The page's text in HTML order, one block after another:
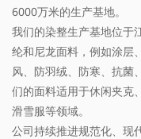
6000万米的生产基地。
我们的染整生产基地位于
纶和尼龙面料，例如涂层
风、防羽绒、防寒、抗菌
们的面料适用于休闲夹克
滑雪服等领域。
公司持续推进规范化、现